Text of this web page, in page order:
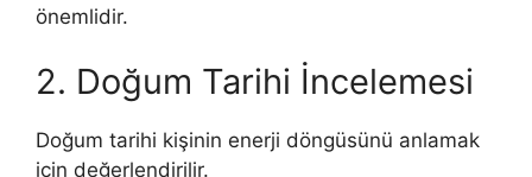
önemlidir.
2. Doğum Tarihi İncelemesi
Doğum tarihi kişinin enerji döngüsünü anlamak
için değerlendirilir.